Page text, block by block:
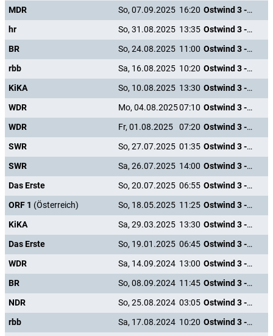
MDR
So, 07.09.2025 16:20
Ostwind 3 - Aufbruch nach Ora
hr
So, 31.08.2025 13:35
Ostwind 3 - Aufbruch nach Ora
BR
So, 24.08.2025 11:00
Ostwind 3 - Aufbruch nach Ora
rbb
Sa, 16.08.2025 10:20
Ostwind 3 - Aufbruch nach Ora
KiKA
So, 10.08.2025 13:30
Ostwind 3 - Aufbruch nach Ora
WDR
Mo, 04.08.202507:10
Ostwind 3 - Aufbruch nach Ora
WDR
Fr, 01.08.2025 07:20
Ostwind 3 - Aufbruch nach Ora
SWR
So, 27.07.2025 01:35
Ostwind 3 - Aufbruch nach Ora
SWR
Sa, 26.07.2025 14:00
Ostwind 3 - Aufbruch nach Ora
Das Erste
So, 20.07.2025 06:55
Ostwind 3 - Aufbruch nach Ora
ORF 1 (Österreich) So, 18.05.2025 11:25
Ostwind 3 - Aufbruch nach Ora
KiKA
Sa, 29.03.2025 13:30
Ostwind 3 - Aufbruch nach Ora
Das Erste
So, 19.01.2025 06:45
Ostwind 3 - Aufbruch nach Ora
WDR
Sa, 14.09.2024 13:00
Ostwind 3 - Aufbruch nach Ora
BR
So, 08.09.2024 11:45
Ostwind 3 - Aufbruch nach Ora
NDR
So, 25.08.2024 03:05
Ostwind 3 - Aufbruch nach Ora
rbb
Sa, 17.08.2024 10:20
Ostwind 3 - Aufbruch nach Ora